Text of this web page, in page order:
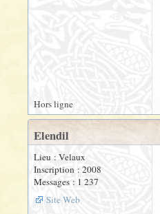
Hors ligne
Elendil
Lieu : Velaux
Inscription : 2008
Messages : 1 237
Site Web